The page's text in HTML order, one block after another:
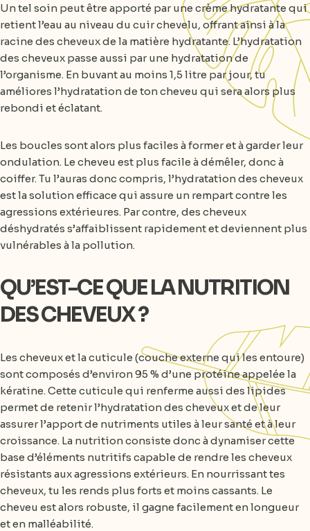
Un tel soin peut être apporté par une crème hydratante qui
retient l’eau au niveau du cuir chevelu, offrant ainsi à la
racine des cheveux de la matière hydratante. L’hydratation
des cheveux passe aussi par une hydratation de
l’organisme. En buvant au moins 1,5 litre par jour, tu
améliores l’hydratation de ton cheveu qui sera alors plus
rebondi et éclatant.
Les boucles sont alors plus faciles à former et à garder leur
ondulation. Le cheveu est plus facile à démêler, donc à
coiffer. Tu l’auras donc compris, l’hydratation des cheveux
est la solution efficace qui assure un rempart contre les
agressions extérieures. Par contre, des cheveux
déshydratés s’affaiblissent rapidement et deviennent plus
vulnérables à la pollution.
QU’EST-CE QUE LA NUTRITION
DES CHEVEUX ?
Les cheveux et la cuticule (couche externe qui les entoure)
sont composés d’environ 95 % d’une protéine appelée la
kératine. Cette cuticule qui renferme aussi des lipides
permet de retenir l’hydratation des cheveux et de leur
assurer l’apport de nutriments utiles à leur santé et à leur
croissance. La nutrition consiste donc à dynamiser cette
base d’éléments nutritifs capable de rendre les cheveux
résistants aux agressions extérieurs. En nourrissant tes
cheveux, tu les rends plus forts et moins cassants. Le
cheveu est alors robuste, il gagne facilement en longueur
et en malléabilité.